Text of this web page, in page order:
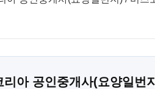
리아 공인중개사(요양일번